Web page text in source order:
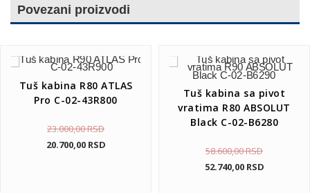
Povezani proizvodi
Tuš kabina R80 ATLAS
Pro C-02-43R800
23.000,00RSD
20.700,00 RSD
Tuš kabina sa pivot
vratima R80 ABSOLUT
Black C-02-B6280
58.600,00RSD
52.740,00 RSD